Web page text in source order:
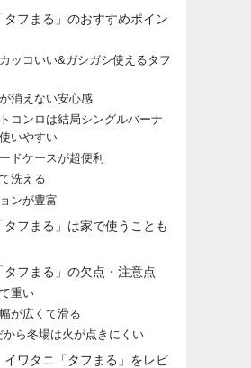
タフまる」のおすすめポイン
ッコいい&ガシガシ使えるタフ
消えない安心感
コンロは結局シングルバーナ
いやすい
ドケースが超便利
洗える
ンが豊富
タフまる」は家で使うことも
タフまる」の欠点・注意点
重い
が広くて滑る
から冬場は火が点きにくい
イワタニ「タフまる」をレビ